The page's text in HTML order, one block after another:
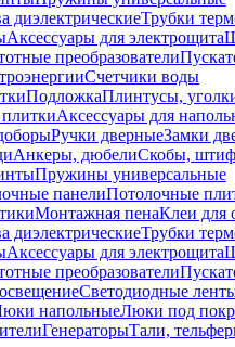
диэлектрическиеТрубки
Аксессуары для электрощита
преобразователи
Счетчики воды
ПодложкаПлинтусы,
Аксессуары для
Ручки дверныеЗамки
Анкеры, дюбелиСкобы,
Пружины универсальные
панелиПотолочные
Монтажная пенаКлеи для
диэлектрическиеТрубки
Аксессуары для электрощита
преобразователи
Светодиодные
напольныеЛюки под
ГенераторыТали,